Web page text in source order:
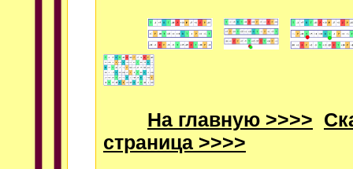
На главную >>>>
страница >>>>